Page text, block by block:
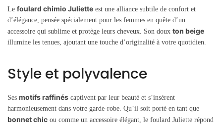
Le foulard chimio Juliette est une alliance subtile de confort et
d’élégance, pensée spécialement pour les femmes en quête d’un
accessoire qui sublime et protège leurs cheveux. Son doux ton beige
illumine les tenues, ajoutant une touche d’originalité à votre quotidien.
Style et polyvalence
Ses motifs raffinés captivent par leur beauté et s’insèrent
harmonieusement dans votre garde-robe. Qu’il soit porté en tant que
bonnet chic ou comme un accessoire élégant, le foulard Juliette répond